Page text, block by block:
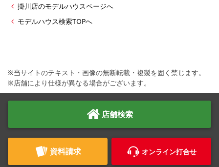
掛川店のモデルハウスページへ
モデルハウス検索TOPへ
※当サイトのテキスト・画像の無断転載・複製を固く禁じます。
※店舗により仕様が異なる場合がございます。
店舗検索
資料請求 オンライン打合せ